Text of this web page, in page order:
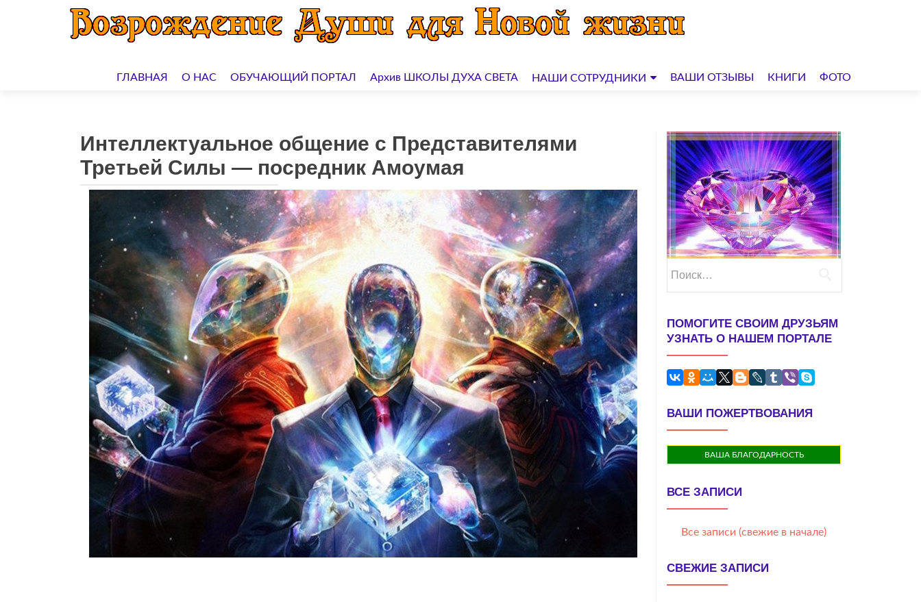
кГЛАВНАЯ О НАС ОБУЧАЮЩИЙ ПОРТАЛ Архив ШКОЛЫ ДУХА СВЕТА НАШИ СОТРУДНИКИ ВАШИ ОТЗЫВЫ КНИГИ ФОТО
Интеллектуальное общение с Представителями
Третьей Силы — посредник Амоумая
ПОМОГИТЕ СВОИМ ДРУЗЬЯМ
УЗНАТЬ О НАШЕМ ПОРТАЛЕ
ВАШИ ПОЖЕРТВОВАНИЯ
ВАША БЛАГОДАРНОСТЬ
ВСЕ ЗАПИСИ
Все записи (свежие в начале)
СВЕЖИЕ ЗАПИСИ